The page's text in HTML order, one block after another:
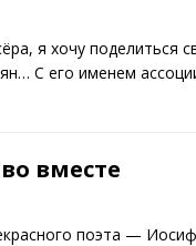
я хочу поделиться
С его именем
вместе
поэта —